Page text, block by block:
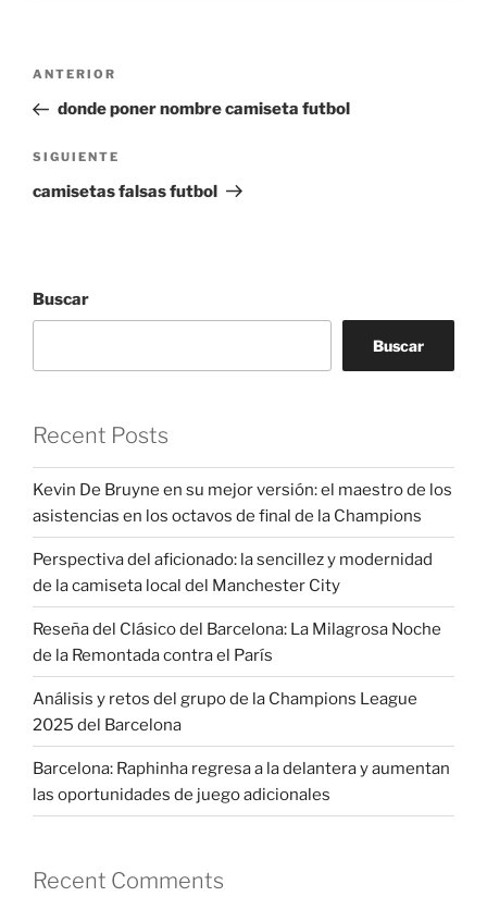
Navegación
entradas
Entrada
anterior:
ANTERIOR
donde poner nombre camiseta futbol
Siguiente
entrada
SIGUIENTE
camisetas falsas futbol
Buscar
Buscar
Recent Posts
Kevin De Bruyne en su mejor versión: el maestro de los
asistencias en los octavos de final de la Champions
Perspectiva del aficionado: la sencillez y modernidad
de la camiseta local del Manchester City
Reseña del Clásico del Barcelona: La Milagrosa Noche
de la Remontada contra el París
Análisis y retos del grupo de la Champions League
2025 del Barcelona
Barcelona: Raphinha regresa a la delantera y aumentan
las oportunidades de juego adicionales
Recent Comments